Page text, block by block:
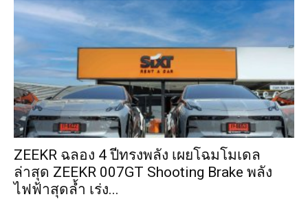
ZEEKR ฉลอง 4 ปีทรงพลัง เผยโฉมโมเดล
ล่าสุด ZEEKR 007GT Shooting Brake พลัง
ไฟฟ้าสุดล้ำ เร่ง...